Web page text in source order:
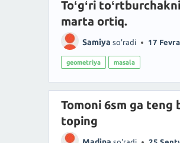
Toʻgʻri
marta ortiq.
Samiya so'radi 17
geometriya masala
Tomoni 6sm ga
toping